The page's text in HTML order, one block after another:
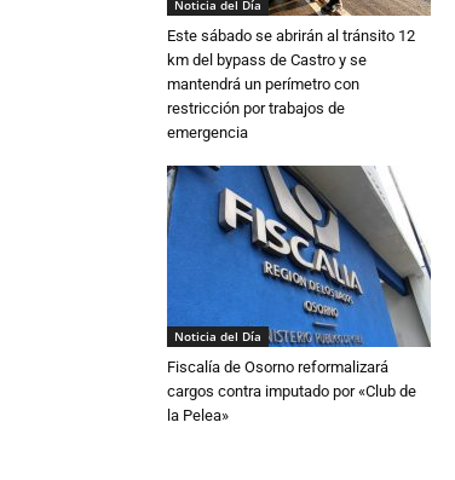
Noticia del Día
Este sábado se abrirán al tránsito 12
km del bypass de Castro y se
mantendrá un perímetro con
restricción por trabajos de
emergencia
Noticia del Día
Fiscalía de Osorno reformalizará
cargos contra imputado por «Club de
la Pelea»